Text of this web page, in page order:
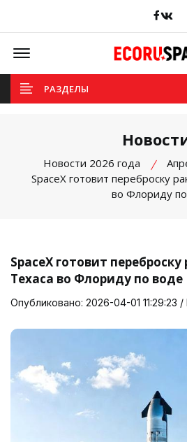
Offcanvas Menu Open
РАЗДЕЛЫ
Новости 2026 года
SpaceX готовит переброску
во Флориду
SpaceX готовит
Техаса во Флориду по воде
Опубликовано: 2026-04-01 11:29:23 /